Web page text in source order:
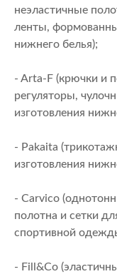
неэластичные
ленты,
нижнего белья);
- Arta-F (крючки и
регуляторы,
изготовления
- Pakaita
изготовления
- Carvico
полотна и сетки
спортивной
- Fill&Co